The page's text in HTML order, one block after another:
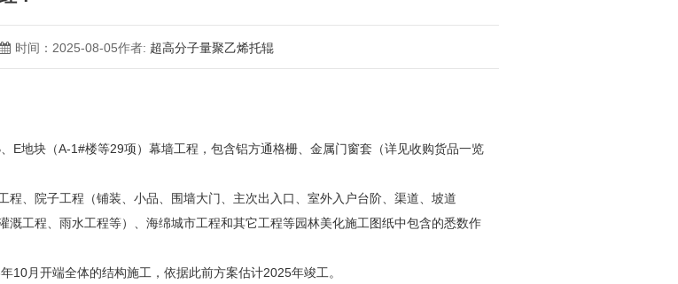
时间：2025-08-05作者: 超高分子量聚乙烯托辊
地块（A-1#楼等29项）幕墙工程，包含铝方通格栅、金属门窗套（详见收购货品一览
、院子工程（铺装、小品、围墙大门、主次出入口、室外入户台阶、渠道、坡道
工程、雨水工程等）、海绵城市工程和其它工程等园林美化施工图纸中包含的悉数作
月开端全体的结构施工，依据此前方案估计2025年竣工。